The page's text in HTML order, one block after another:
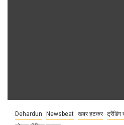
Dehardun Newsbeat खबर हटकर ट्रेंडिंग